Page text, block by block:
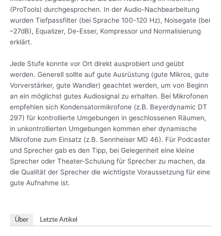
(ProTools) durchgesprochen. In der Audio-Nachbearbeitung
wurden Tiefpassfilter (bei Sprache 100-120 Hz), Noisegate (bei
–27dB), Equalizer, De-Esser, Kompressor und Normalisierung
erklärt.
Jede Stufe konnte vor Ort direkt ausprobiert und geübt
werden. Generell sollte auf gute Ausrüstung (gute Mikros, gute
Vorverstärker, gute Wandler) geachtet werden, um von Beginn
an ein möglichst gutes Audiosignal zu erhalten. Bei Mikrofonen
empfehlen sich Kondensatormikrofone (z.B. Beyerdynamic DT
297) für kontrollierte Umgebungen in geschlossenen Räumen,
in unkontrollierten Umgebungen kommen eher dynamische
Mikrofone zum Einsatz (z.B. Sennheiser MD 46). Für Podcaster
und Sprecher gab es den Tipp, bei Gelegenheit eine kleine
Sprecher oder Theater-Schulung für Sprecher zu machen, da
die Qualität der Sprecher die wichtigste Voraussetzung für eine
gute Aufnahme ist.
Über Letzte Artikel